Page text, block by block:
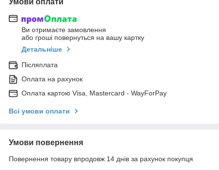
Ви отримаєте замовлення
або гроші повернуться на вашу картку
Детальніше
Післяплата
Оплата на рахунок
Оплата картою Visa, Mastercard - WayForPay
Всі умови оплати
Умови повернення
Повернення товару впродовж 14 днів за рахунок покупця